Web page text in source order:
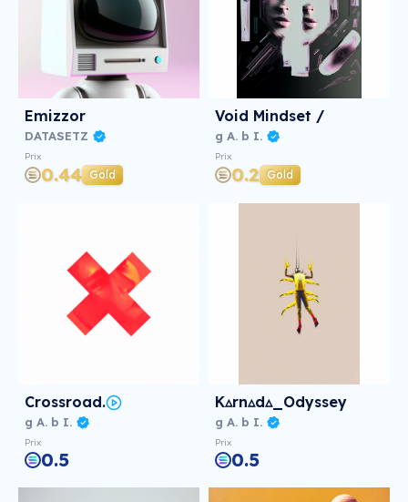
Emizzor
DATASETZ
Prix
0.44 Gold
Void Mindset /
g A. b I.
Prix
0.2 Gold
Crossroad.
g A. b I.
Prix
0.5
K▵rn▵d▵_Odyssey
g A. b I.
Prix
0.5